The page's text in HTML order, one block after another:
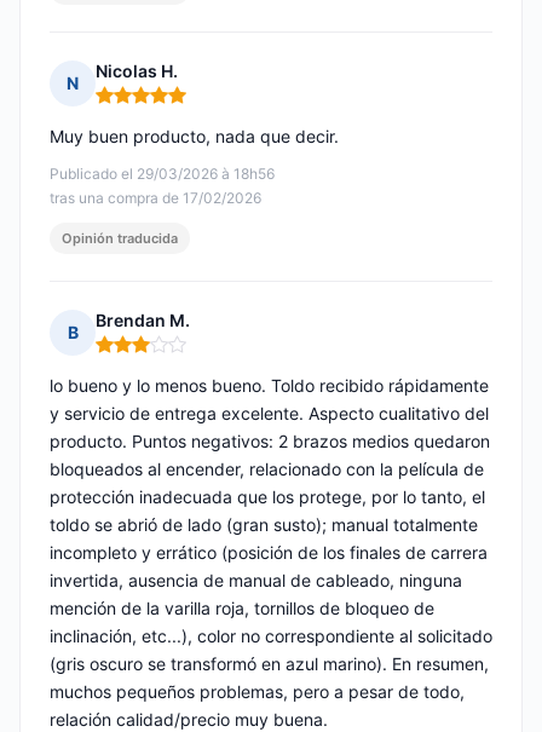
N
Nicolas H.
Nota: 5 de 5
Publicado el 29/03/2026 à 18h56
tras una compra de 17/02/2026
Muy buen producto, nada que decir.
Opinión traducida
B
Brendan M.
Nota: 3 de 5
lo bueno y lo menos bueno. Toldo recibido rápidamente
y servicio de entrega excelente. Aspecto cualitativo del
producto. Puntos negativos: 2 brazos medios quedaron
bloqueados al encender, relacionado con la película de
protección inadecuada que los protege, por lo tanto, el
toldo se abrió de lado (gran susto); manual totalmente
incompleto y errático (posición de los finales de carrera
invertida, ausencia de manual de cableado, ninguna
mención de la varilla roja, tornillos de bloqueo de
inclinación, etc...), color no correspondiente al solicitado
(gris oscuro se transformó en azul marino). En resumen,
muchos pequeños problemas, pero a pesar de todo,
relación calidad/precio muy buena.